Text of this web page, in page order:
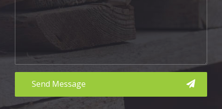
aaa